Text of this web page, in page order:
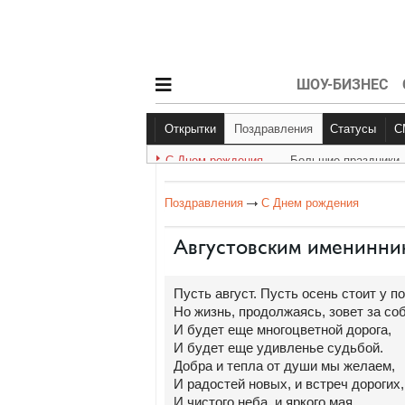
ШОУ-БИЗНЕС
Открытки
С Днем рождения Большие
Поздравления Статусы
Другое
С Днем рождения Большие праздники
Поздравления С Днем рождения
Августовским
Пусть август. Пусть осень стоит у
Но жизнь, продолжаясь, зовет за
И будет еще многоцветной дорога,
И будет еще удивленье судьбой.
Добра и тепла от души мы желаем,
И радостей новых, и встреч дорогих,
И чистого неба, и яркого мая,